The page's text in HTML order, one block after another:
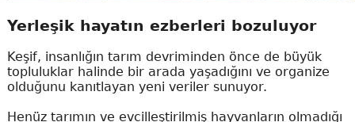
Yerleşik hayatın ezberleri bozuluyor
Keşif, insanlığın tarım devriminden önce de büyük
topluluklar halinde bir arada yaşadığını ve organize
olduğunu kanıtlayan yeni veriler sunuyor.
Henüz tarımın ve evcilleştirilmiş hayvanların olmadığı